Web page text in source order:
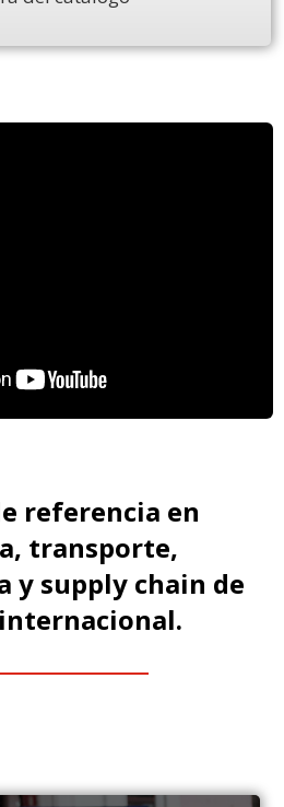
referencia en
transporte,
y supply chain de